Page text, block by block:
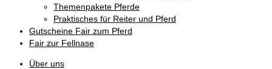
Themenpakete Pferde
Praktisches für Reiter und Pferd
Gutscheine Fair zum Pferd
Fair zur Fellnase
Über uns